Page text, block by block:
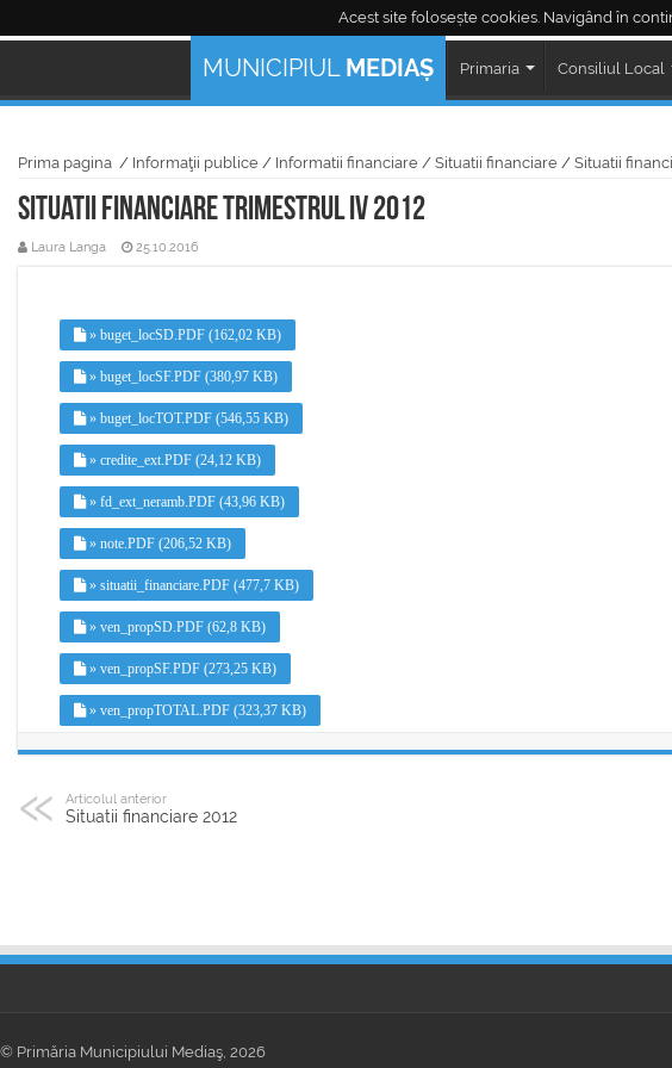
Acest site folosește cookies. Navigând în
Mediaş Live: Piața Regele
MUNICIPIUL MEDIAȘ Primaria Consiliul Local
Prima pagina / Informaţii publice / Informatii financiare / Situatii financiare / Situatii
Situatii financiare trimestrul IV 2012
Laura Langa 25.10.2016
» buget_locSD.PDF (162,02 KB)
» buget_locSF.PDF (380,97 KB)
» buget_locTOT.PDF (546,55 KB)
» credite_ext.PDF (24,12 KB)
» fd_ext_neramb.PDF (43,96 KB)
» note.PDF (206,52 KB)
» situatii_financiare.PDF (477,7 KB)
» ven_propSD.PDF (62,8 KB)
» ven_propSF.PDF (273,25 KB)
» ven_propTOTAL.PDF (323,37 KB)
Articolul anterior
Situatii financiare 2012
© Primăria Municipiului Mediaş, 2026